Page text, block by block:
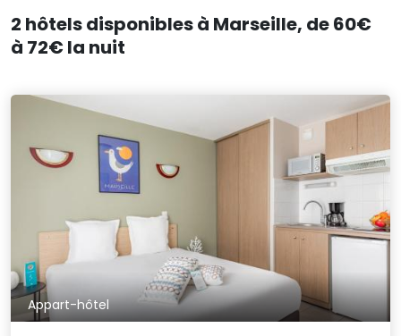
2 hôtels disponibles à Marseille, de 60€
à 72€ la nuit
Appart-hôtel